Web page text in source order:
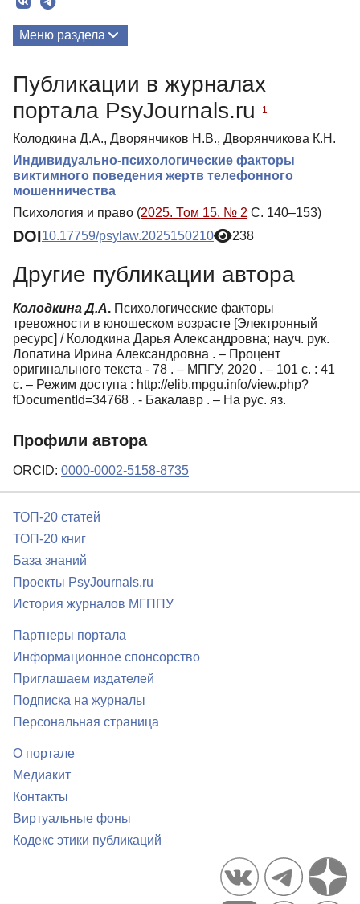
Меню раздела
Публикации в журналах
портала PsyJournals.ru
1
Колодкина Д.А., Дворянчиков Н.В., Дворянчикова К.Н.
Индивидуально-психологические факторы
виктимного поведения жертв телефонного
мошенничества
Психология и право (2025. Том 15. № 2 С. 140–153)
DOI10.17759/psylaw.2025150210 238
Другие публикации автора
Колодкина Д.А. Психологические факторы
тревожности в юношеском возрасте [Электронный
ресурс] / Колодкина Дарья Александровна; науч. рук.
Лопатина Ирина Александровна . – Процент
оригинального текста - 78 . – МПГУ, 2020 . – 101 с. : 41
с. – Режим доступа : http://elib.mpgu.info/view.php?
fDocumentId=34768 . - Бакалавр . – На рус. яз.
Профили автора
ORCID: 0000-0002-5158-8735
ТОП-20 статей
ТОП-20 книг
База знаний
Проекты PsyJournals.ru
История журналов МГППУ
Партнеры портала
Информационное спонсорство
Приглашаем издателей
Подписка на журналы
Персональная страница
О портале
Медиакит
Контакты
Виртуальные фоны
Кодекс этики публикаций